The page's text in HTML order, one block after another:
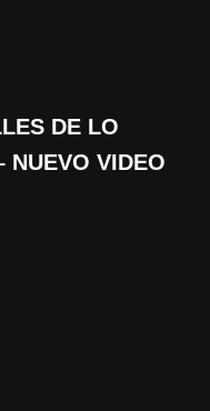
DE LO
NUEVO VIDEO